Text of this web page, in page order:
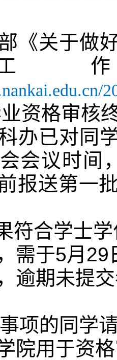
《关于做
资格审核
办已对同
会议时间
报送第一
符合学士
需于5月 29
逾期未提
项的同学
院用于资